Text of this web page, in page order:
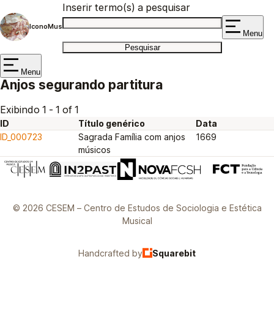
IconoMus
Inserir termo(s) a pesquisar
Menu
Menu
Anjos segurando partitura
Exibindo 1 - 1 of 1
ID Título genérico
Data
ID_000723
Sagrada Família com anjos
músicos
1669
© 2026 CESEM – Centro de Estudos de Sociologia e Estética
Musical
Handcrafted by Squarebit